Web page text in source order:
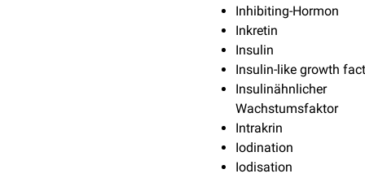
Inhibiting-Hormon
Inkretin
Insulin
Insulin-like growth
Insulinähnlicher
Wachstumsfaktor
Intrakrin
Iodination
Iodisation